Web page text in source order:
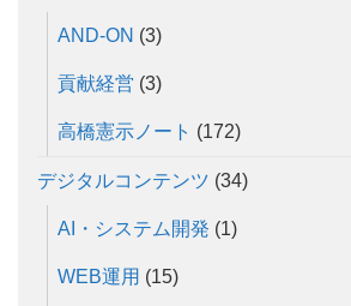
AND-ON (3)
貢献経営 (3)
高橋憲示ノート (172)
デジタルコンテンツ (34)
AI・システム開発 (1)
WEB運用 (15)